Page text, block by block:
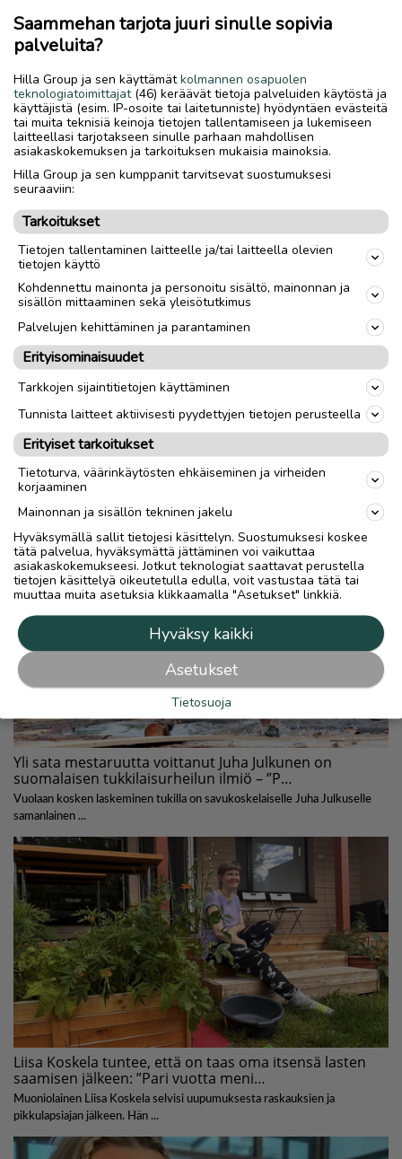
Saammehan tarjota juuri sinulle sopivia
palveluita?
Hilla Group ja sen käyttämätkolmannen osapuolen
teknologiatoimittajat(46) keräävät tietoja palveluiden käytöstä ja
käyttäjistä (esim. IP-osoite tai laitetunniste) hyödyntäen evästeitä
tai muita teknisiä keinoja tietojen tallentamiseen ja lukemiseen
laitteellasi tarjotakseen sinulle parhaan mahdollisen
asiakaskokemuksen ja tarkoituksen mukaisia mainoksia.
Hilla Group ja sen kumppanit tarvitsevat suostumuksesi
seuraaviin:
Tarkoitukset
Tietojen tallentaminen laitteelle ja/tai laitteella olevien
tietojen käyttö
Kohdennettu mainonta ja personoitu sisältö, mainonnan ja
sisällön mittaaminen sekä yleisötutkimus
Palvelujen kehittäminen ja parantaminen
Erityisominaisuudet
Tarkkojen sijaintitietojen käyttäminen
Tunnista laitteet aktiivisesti pyydettyjen tietojen perusteella
Erityiset tarkoitukset
Tietoturva, väärinkäytösten ehkäiseminen ja virheiden
korjaaminen
Mainonnan ja sisällön tekninen jakelu
Hyväksymällä sallit tietojesi käsittelyn. Suostumuksesi koskee
tätä palvelua, hyväksymättä jättäminen voi vaikuttaa
asiakaskokemukseesi. Jotkut teknologiat saattavat perustella
tietojen käsittelyä oikeutetulla edulla, voit vastustaa tätä tai
muuttaa muita asetuksia klikkaamalla "Asetukset" linkkiä.
Hyväksy kaikki
Asetukset
Tietosuoja